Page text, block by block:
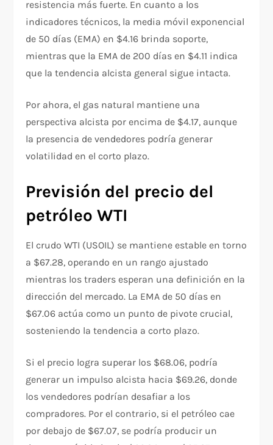
resistencia más fuerte. En cuanto a los
indicadores técnicos, la media móvil exponencial
de 50 días (EMA) en $4.16 brinda soporte,
mientras que la EMA de 200 días en $4.11 indica
que la tendencia alcista general sigue intacta.
Por ahora, el gas natural mantiene una
perspectiva alcista por encima de $4.17, aunque
la presencia de vendedores podría generar
volatilidad en el corto plazo.
Previsión del precio del
petróleo WTI
El crudo WTI (USOIL) se mantiene estable en torno
a $67.28, operando en un rango ajustado
mientras los traders esperan una definición en la
dirección del mercado. La EMA de 50 días en
$67.06 actúa como un punto de pivote crucial,
sosteniendo la tendencia a corto plazo.
Si el precio logra superar los $68.06, podría
generar un impulso alcista hacia $69.26, donde
los vendedores podrían desafiar a los
compradores. Por el contrario, si el petróleo cae
por debajo de $67.07, se podría producir un